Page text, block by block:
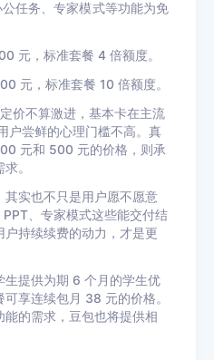
任务、专家模式等功能为免
元，标准套餐 4 倍额度。
元，标准套餐 10 倍额度。
价不算激进，基本卡在主流
户尝鲜的心理门槛不高。真
元和 500 元的价格，则承
。
其实也不只是用户愿不愿意
、专家模式这些能交付结
持续续费的动力，才是更
生提供为期 6 个月的学生优
享连续包月 38 元的价格。
的需求，豆包也将提供相